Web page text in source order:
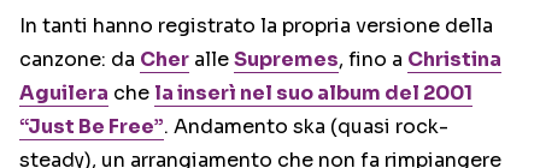
In tanti hanno registrato la propria versione della
canzone: da Cher alleSupremes, fino a Christina
Aguilera che la inserì nel suo album del 2001
“Just Be Free”. Andamento ska (quasi rock-
steady), un arrangiamento che non fa rimpiangere